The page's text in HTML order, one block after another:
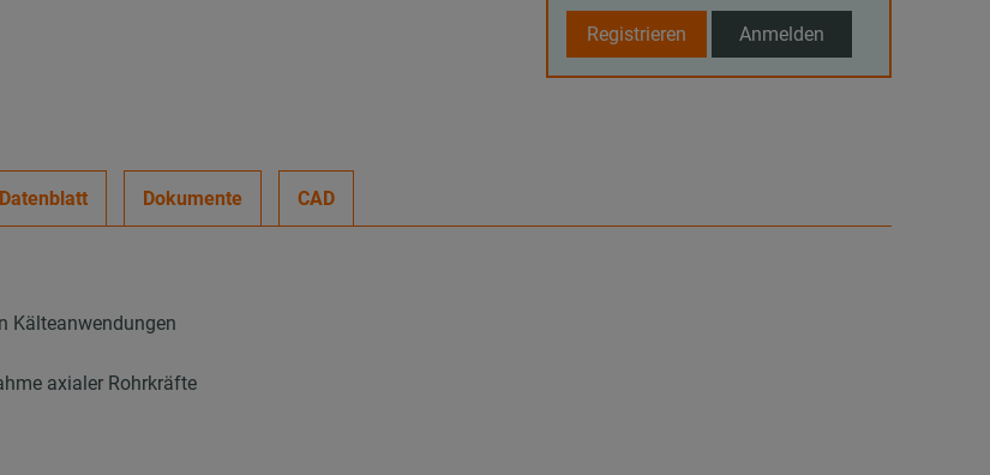
Registrieren Anmelden
Datenblatt Dokumente CAD
Kälteanwendungen
axialer Rohrkräfte